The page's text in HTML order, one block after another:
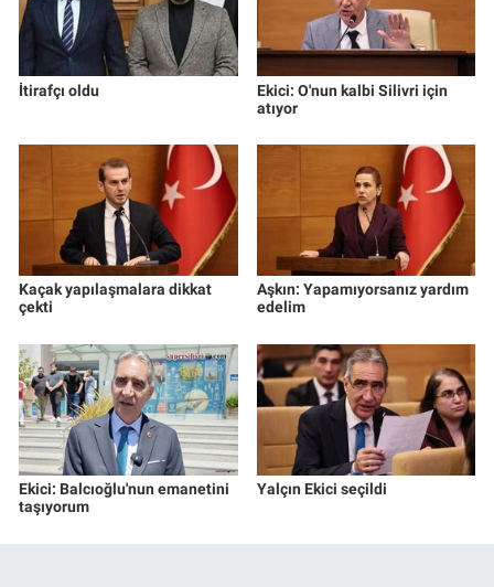
İtirafçı oldu
Ekici: O'nun kalbi Silivri için
atıyor
Kaçak yapılaşmalara dikkat
çekti
Aşkın: Yapamıyorsanız yardım
edelim
Ekici: Balcıoğlu'nun emanetini
taşıyorum
Yalçın Ekici seçildi